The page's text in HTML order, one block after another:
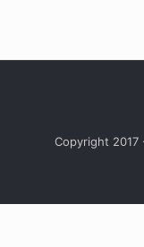
Copyright